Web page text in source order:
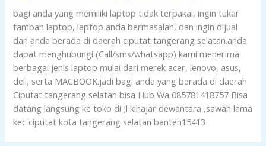
bagi anda yang memiliki laptop tidak terpakai, ingin tukar
tambah laptop, laptop anda bermasalah, dan ingin dijual
dan anda berada di daerah ciputat tangerang selatan.anda
dapat menghubungi (Call/sms/whatsapp) kami menerima
berbagai jenis laptop mulai dari merek acer, lenovo, asus,
dell, serta MACBOOK.jadi bagi anda yang berada di daerah
Ciputat tangerang selatan bisa Hub Wa 085781418757 Bisa
datang langsung ke toko di Jl kihajar dewantara ,sawah lama
kec ciputat kota tangerang selatan banten15413